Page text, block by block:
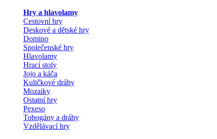
Hry a hlavolamy
Cestovní hry
Deskové a dětské hry
Domino
Společenské hry
Hlavolamy
Hrací stoly
Jojo a káča
Kuličkové dráhy
Mozaiky
Ostatní hry
Pexeso
Tobogány a dráhy
Vzdělávací hry